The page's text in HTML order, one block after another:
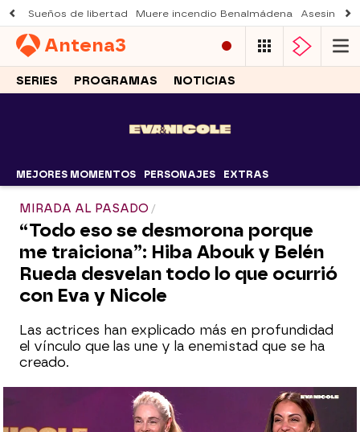
Sueños de libertad Muere incendio Benalmádena Asesinato
Antena3
SERIES PROGRAMAS NOTICIAS
MEJORES MOMENTOS PERSONAJES EXTRAS
MIRADA AL PASADO
“Todo eso se desmorona porque
me traiciona”: Hiba Abouk y Belén
Rueda desvelan todo lo que ocurrió
con Eva y Nicole
Las actrices han explicado más en profundidad
el vínculo que las une y la enemistad que se ha
creado.